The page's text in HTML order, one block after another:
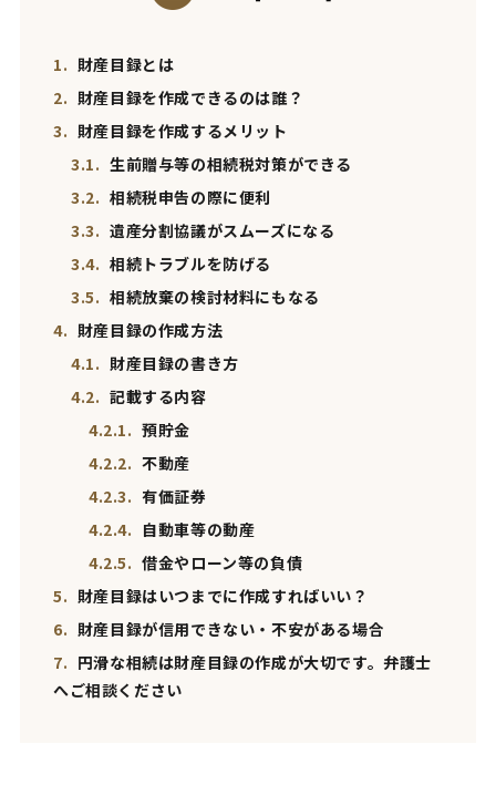
1. 財産目録とは
2. 財産目録を作成できるのは誰？
3. 財産目録を作成するメリット
3.1. 生前贈与等の相続税対策ができる
3.2. 相続税申告の際に便利
3.3. 遺産分割協議がスムーズになる
3.4. 相続トラブルを防げる
3.5. 相続放棄の検討材料にもなる
4. 財産目録の作成方法
4.1. 財産目録の書き方
4.2. 記載する内容
4.2.1. 預貯金
4.2.2. 不動産
4.2.3. 有価証券
4.2.4. 自動車等の動産
4.2.5. 借金やローン等の負債
5. 財産目録はいつまでに作成すればいい？
6. 財産目録が信用できない・不安がある場合
7. 円滑な相続は財産目録の作成が大切です。弁護士
へご相談ください